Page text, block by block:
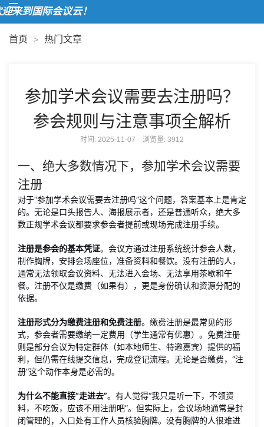
到国际会议云！
首页 > 热门文章
参加学术会议需要去注册吗？
参会规则与注意事项全解析
时间: 2025-11-07 浏览量: 3912
一、绝大多数情况下，参加学术会议需要
注册
对于“参加学术会议需要去注册吗”这个问题，答案基本上是肯定
的。无论是口头报告人、海报展示者，还是普通听众，绝大多
数正规学术会议都要求参会者提前或现场完成注册手续。
注册是参会的基本凭证。会议方通过注册系统统计参会人数，
制作胸牌，安排会场座位，准备资料和餐饮。没有注册的人，
通常无法领取会议资料、无法进入会场、无法享用茶歇和午
餐。注册不仅是缴费（如果有），更是身份确认和资源分配的
依据。
注册形式分为缴费注册和免费注册。缴费注册是最常见的形
式，参会者需要缴纳一定费用（学生通常有优惠）。免费注册
则是部分会议为特定群体（如本地师生、特邀嘉宾）提供的福
利，但仍需在线提交信息，完成登记流程。无论是否缴费，“注
册”这个动作本身是必需的。
为什么不能直接“走进去”。有人觉得“我只是听一下，不领资
料，不吃饭，应该不用注册吧”。但实际上，会议场地通常是封
闭管理的，入口处有工作人员核验胸牌。没有胸牌的人很难进